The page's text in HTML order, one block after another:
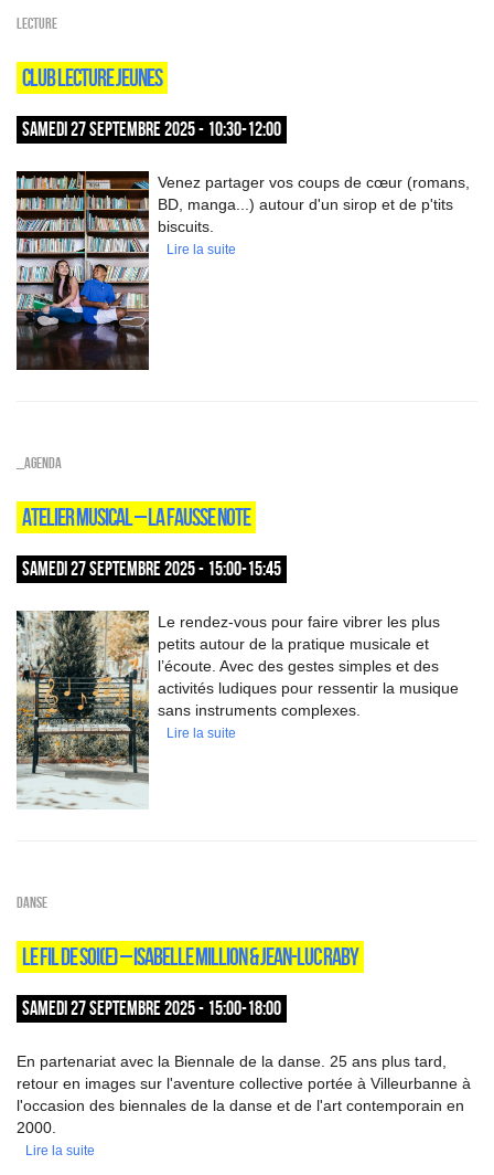
Lecture
CLUB LECTURE JEUNES
SAMEDI 27 SEPTEMBRE 2025 - 10:30-12:00
Venez partager vos coups de cœur (romans,
BD, manga...) autour d'un sirop et de p'tits
biscuits.
Lire la suite
_Agenda
ATELIER MUSICAL – LA FAUSSE NOTE
SAMEDI 27 SEPTEMBRE 2025 - 15:00-15:45
Le rendez-vous pour faire vibrer les plus
petits autour de la pratique musicale et
l’écoute. Avec des gestes simples et des
activités ludiques pour ressentir la musique
sans instruments complexes.
Lire la suite
Danse
LE FIL DE SOI(E) – ISABELLE MILLION & JEAN-LUC RABY
SAMEDI 27 SEPTEMBRE 2025 - 15:00-18:00
En partenariat avec la Biennale de la danse. 25 ans plus tard,
retour en images sur l'aventure collective portée à Villeurbanne à
l'occasion des biennales de la danse et de l'art contemporain en
2000.
Lire la suite